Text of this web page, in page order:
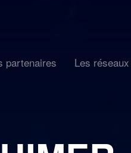
partenaires Les